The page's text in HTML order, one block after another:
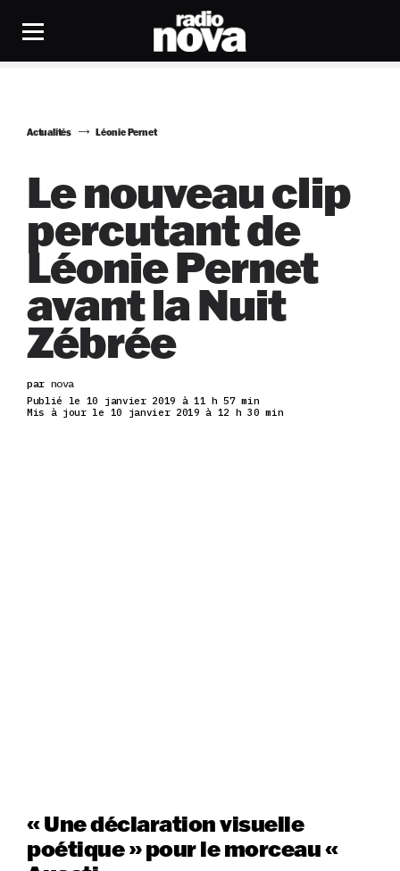
Actualités Léonie Pernet
Le nouveau clip
percutant de
Léonie Pernet
avant la Nuit
Zébrée
par nova
Publié le 10 janvier 2019 à 11 h 57 min
Mis à jour le 10 janvier 2019 à 12 h 30 min
« Une déclaration visuelle
poétique » pour le morceau «